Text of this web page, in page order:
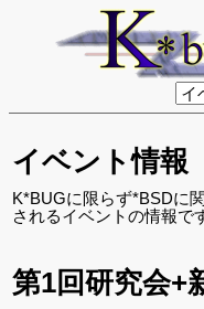
リ
ン
ペ
ー
ジ
イベント情報
K*BUGに限らず*BSDに
されるイベントの情報で
第1回研究会+